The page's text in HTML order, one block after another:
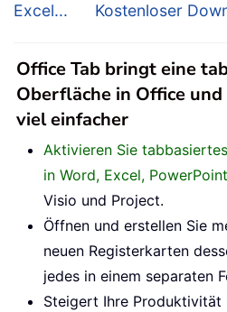
Excel...
Kostenloser
Office Tab bringt eine
Oberfläche in Office
viel einfacher
Aktivieren Sie
in Word, Excel, PowerPoint
Visio und Project.
Öffnen und erstellen Sie
neuen Registerkarten
jedes in einem separaten
Steigert Ihre Produktivität